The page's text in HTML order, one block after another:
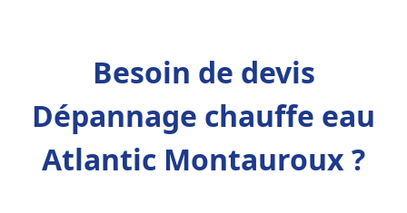
Besoin de devis
Dépannage chauffe eau
Atlantic Montauroux ?